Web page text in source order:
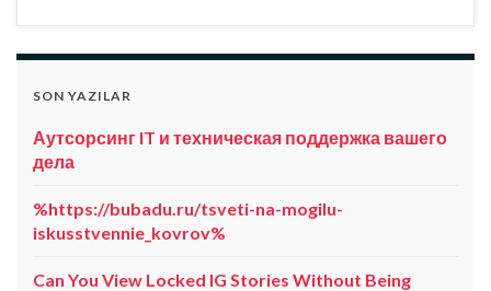
SON YAZILAR
Аутсорсинг IT и техническая поддержка вашего
дела
%https://bubadu.ru/tsveti-na-mogilu-
iskusstvennie_kovrov%
Can You View Locked IG Stories Without Being